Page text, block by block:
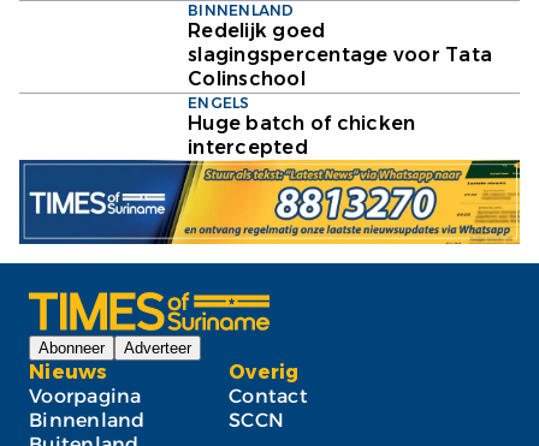
BINNENLAND
Redelijk goed
slagingspercentage voor Tata
Colinschool
ENGELS
Huge batch of chicken
intercepted
Abonneer Adverteer
Nieuws
Voorpagina
Binnenland
Overig
Contact
SCCN